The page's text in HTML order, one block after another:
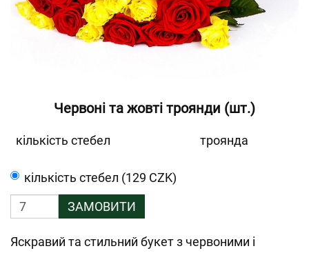
Червоні та жовті троянди (шт.)
кількість стебел троянда
кількість стебел (129 CZK)
ЗАМОВИТИ
Яскравий та стильний букет з червоними і